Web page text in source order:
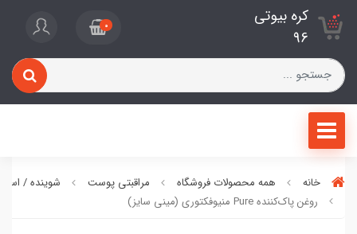
کره بیوتی
96
0
خانه همه محصولات فروشگاه مراقبتی پوست
شوینده /
روغن پاک‌کننده Pure منیوفکتوری (مینی سایز)